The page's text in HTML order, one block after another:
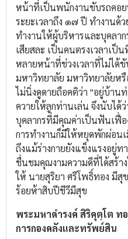
หน้าที่เป็นพนักงานขับรถคอย
ระยะเวลาถึง ๑๗ ปี ทำงานด้
ทำงานให้ผู้บริหารและบุคลา
เสียสละ เป็นคนตรงเวลาเป็
หลายหน้าที่ช่วงเวลาที่ไม่ได้
มหาวิทยาลัย มหาวิทยาลัยหรื
ไม่นิ่งดูดายถือคติว่า "อยู่บ้าน
ควายให้ลูกท่านเล่น จึงนับได้
บุคลากรที่มีคุณค่าเป็นฟันเฟื่
การทำงานก็มีให้หยุดพักผ่อน
ถึงแม้ร่างกายยังแข็งแรงอยู่ท
ชื่นชมคุณงามความดีที่ได้สร้า
ให้ นายสุริยา ศรีโพธิ์ทอง มี
ร้อยห้าสิบปีชีวีมีสุข
พระมหาดำรงค์ สิริคุตฺโต ท
การกองคลังและทรัพย์สิน